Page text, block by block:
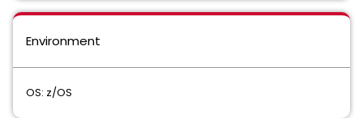
Environment
OS: z/OS